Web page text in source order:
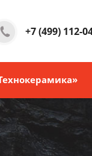
+7 (499) 112-